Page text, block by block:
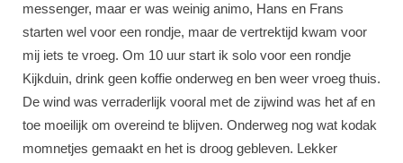
messenger, maar er was weinig animo, Hans en Frans
starten wel voor een rondje, maar de vertrektijd kwam voor
mij iets te vroeg. Om 10 uur start ik solo voor een rondje
Kijkduin, drink geen koffie onderweg en ben weer vroeg thuis.
De wind was verraderlijk vooral met de zijwind was het af en
toe moeilijk om overeind te blijven. Onderweg nog wat kodak
momnetjes gemaakt en het is droog gebleven. Lekker